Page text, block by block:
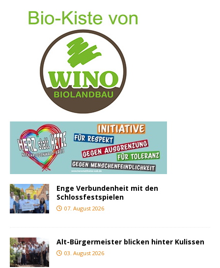
Enge Verbundenheit mit den
Schlossfestspielen
07. August 2026
Alt-Bürgermeister blicken hinter Kulissen
03. August 2026